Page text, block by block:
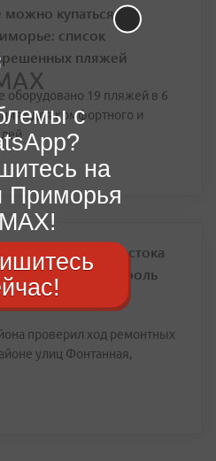
можно купаться в
список
пляжей
оборудовано 19 пляжей в 6
для комфортного и
Владивостока
на особый контроль
теплотрасс
проверил ход ремонтных
улиц Фонтанная,
с
на
Приморья